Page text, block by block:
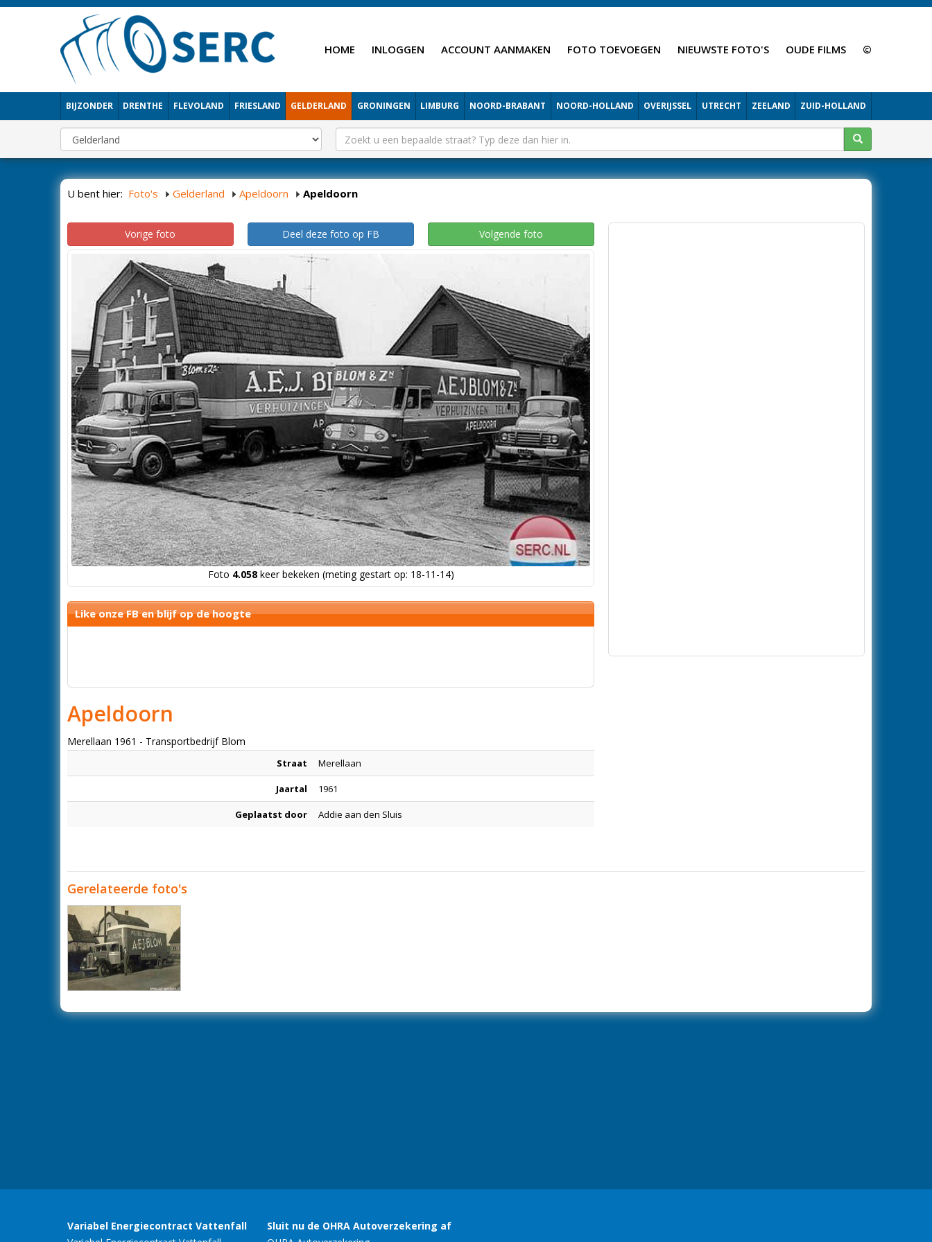
HOME INLOGGEN ACCOUNT AANMAKEN FOTO TOEVOEGEN NIEUWSTE FOTO'S OUDE FILMS ©
BIJZONDER DRENTHE FLEVOLAND FRIESLAND GELDERLAND GRONINGEN LIMBURG NOORD-BRABANT NOORD-HOLLAND OVERIJSSEL UTRECHT ZEELAND ZUID-HOLLAND
U bent hier: Foto's Gelderland Apeldoorn Apeldoorn
Vorige foto Deel deze foto op FB Volgende foto
Foto 4.058keer bekeken (meting gestart op: 18-11-14)
Like onze FB en blijf op de hoogte
Apeldoorn
Merellaan 1961 - Transportbedrijf Blom
Straat Merellaan
Jaartal 1961
Geplaatst door Addie aan den Sluis
Gerelateerde foto's